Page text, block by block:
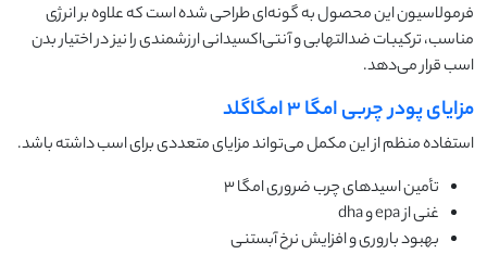
فرمولاسیون این محصول به گونه‌ای طراحی شده است که علاوه بر انرژی
مناسب، ترکیبات ضدالتهابی و آنتی‌اکسیدانی ارزشمندی را نیز در اختیار بدن
اسب قرار می‌دهد.
مزایای پودر چربی امگا ۳ امگاگلد
استفاده منظم از این مکمل می‌تواند مزایای متعددی برای اسب داشته باشد.
تأمین اسیدهای چرب ضروری امگا ۳
غنی از epa و dha
بهبود باروری و افزایش نرخ آبستنی